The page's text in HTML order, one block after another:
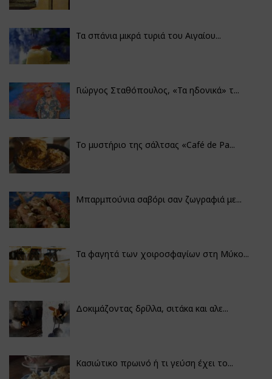
Τα σπάνια μικρά τυριά του Αιγαίου...
Γιώργος Σταθόπουλος, «Τα ηδονικά» τ...
Το μυστήριο της σάλτσας «Café de Pa...
Μπαρμπούνια σαβόρι σαν ζωγραφιά με...
Τα φαγητά των χοιροσφαγίων στη Μύκο...
Δοκιμάζοντας δρίλλα, σιτάκα και αλε...
Κασιώτικο πρωινό ή τι γεύση έχει το...